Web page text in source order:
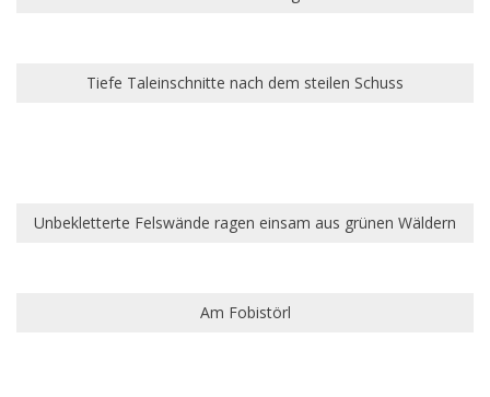
Tiefe Taleinschnitte nach dem steilen Schuss
Unbekletterte Felswände ragen einsam aus grünen Wäldern
Am Fobistörl